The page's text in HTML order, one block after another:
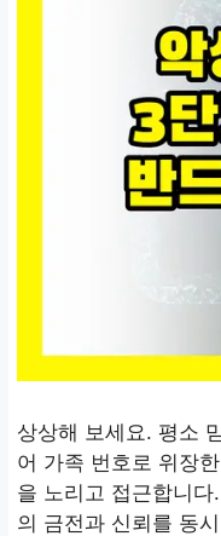
상상해 보세요. 평소
어 가족 번호로 위장
을 노리고 접근합니
의 금전과 신뢰를 동